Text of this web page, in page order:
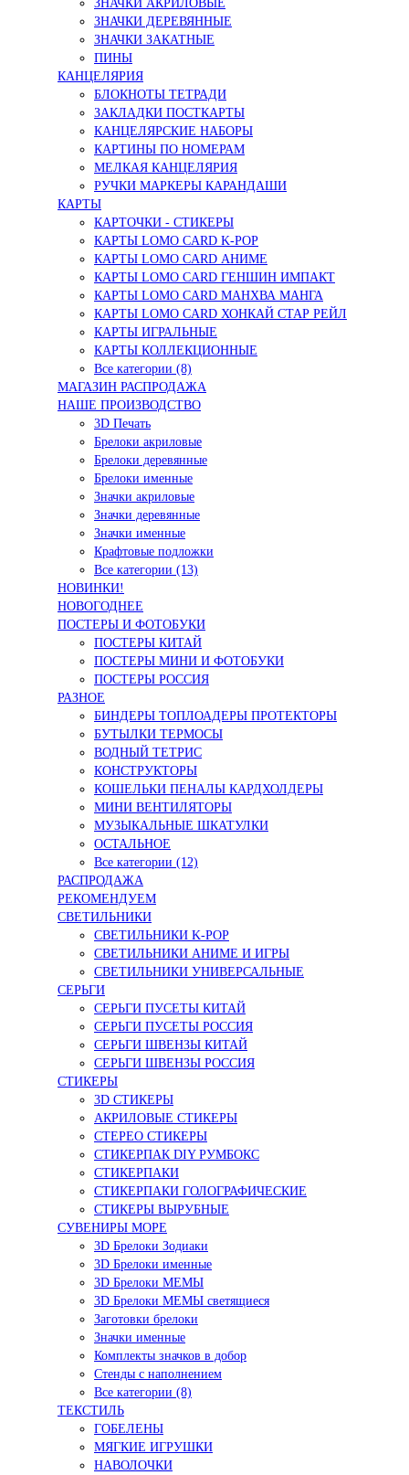
ЗНАЧКИ АКРИЛОВЫЕ
ЗНАЧКИ ДЕРЕВЯННЫЕ
ЗНАЧКИ ЗАКАТНЫЕ
ПИНЫ
КАНЦЕЛЯРИЯ
БЛОКНОТЫ ТЕТРАДИ
ЗАКЛАДКИ ПОСТКАРТЫ
КАНЦЕЛЯРСКИЕ НАБОРЫ
КАРТИНЫ ПО НОМЕРАМ
МЕЛКАЯ КАНЦЕЛЯРИЯ
РУЧКИ МАРКЕРЫ КАРАНДАШИ
КАРТЫ
КАРТОЧКИ - СТИКЕРЫ
КАРТЫ LOMO CARD K-POP
КАРТЫ LOMO CARD АНИМЕ
КАРТЫ LOMO CARD ГЕНШИН ИМПАКТ
КАРТЫ LOMO CARD МАНХВА МАНГА
КАРТЫ LOMO CARD ХОНКАЙ СТАР РЕЙЛ
КАРТЫ ИГРАЛЬНЫЕ
КАРТЫ КОЛЛЕКЦИОННЫЕ
Все категории (8)
МАГАЗИН РАСПРОДАЖА
НАШЕ ПРОИЗВОДСТВО
3D Печать
Брелоки акриловые
Брелоки деревянные
Брелоки именные
Значки акриловые
Значки деревянные
Значки именные
Крафтовые подложки
Все категории (13)
НОВИНКИ!
НОВОГОДНЕЕ
ПОСТЕРЫ И ФОТОБУКИ
ПОСТЕРЫ КИТАЙ
ПОСТЕРЫ МИНИ И ФОТОБУКИ
ПОСТЕРЫ РОССИЯ
РАЗНОЕ
БИНДЕРЫ ТОПЛОАДЕРЫ ПРОТЕКТОРЫ
БУТЫЛКИ ТЕРМОСЫ
ВОДНЫЙ ТЕТРИС
КОНСТРУКТОРЫ
КОШЕЛЬКИ ПЕНАЛЫ КАРДХОЛДЕРЫ
МИНИ ВЕНТИЛЯТОРЫ
МУЗЫКАЛЬНЫЕ ШКАТУЛКИ
ОСТАЛЬНОЕ
Все категории (12)
РАСПРОДАЖА
РЕКОМЕНДУЕМ
СВЕТИЛЬНИКИ
СВЕТИЛЬНИКИ K-POP
СВЕТИЛЬНИКИ АНИМЕ И ИГРЫ
СВЕТИЛЬНИКИ УНИВЕРСАЛЬНЫЕ
СЕРЬГИ
СЕРЬГИ ПУСЕТЫ КИТАЙ
СЕРЬГИ ПУСЕТЫ РОССИЯ
СЕРЬГИ ШВЕНЗЫ КИТАЙ
СЕРЬГИ ШВЕНЗЫ РОССИЯ
СТИКЕРЫ
3D СТИКЕРЫ
АКРИЛОВЫЕ СТИКЕРЫ
СТЕРЕО СТИКЕРЫ
СТИКЕРПАК DIY РУМБОКС
СТИКЕРПАКИ
СТИКЕРПАКИ ГОЛОГРАФИЧЕСКИЕ
СТИКЕРЫ ВЫРУБНЫЕ
СУВЕНИРЫ МОРЕ
3D Брелоки Зодиаки
3D Брелоки именные
3D Брелоки МЕМЫ
3D Брелоки МЕМЫ светящиеся
Заготовки брелоки
Значки именные
Комплекты значков в добор
Стенды с наполнением
Все категории (8)
ТЕКСТИЛЬ
ГОБЕЛЕНЫ
МЯГКИЕ ИГРУШКИ
НАВОЛОЧКИ